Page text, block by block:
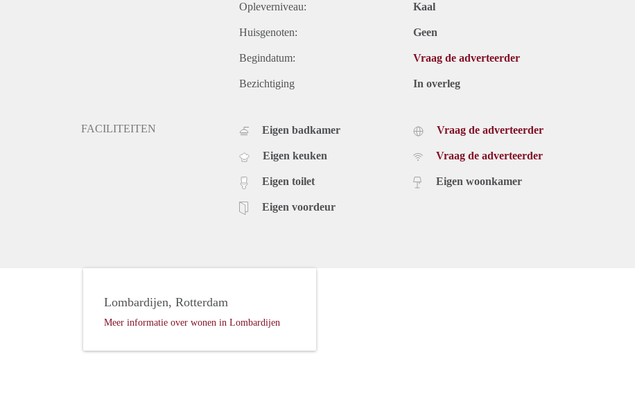
Opleverniveau: Kaal
Huisgenoten: Geen
Begindatum: Vraag de adverteerder
Bezichtiging In overleg
FACILITEITEN Eigen badkamer
Eigen keuken
Eigen toilet
Eigen voordeur
Vraag de adverteerder
Vraag de adverteerder
Eigen woonkamer
Lombardijen, Rotterdam
Meer informatie over wonen in Lombardijen